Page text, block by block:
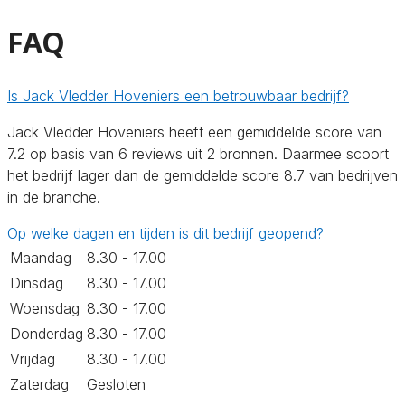
FAQ
Is Jack Vledder Hoveniers een betrouwbaar bedrijf?
Jack Vledder Hoveniers heeft een gemiddelde score van
7.2 op basis van 6 reviews uit 2 bronnen. Daarmee scoort
het bedrijf lager dan de gemiddelde score 8.7 van bedrijven
in de branche.
Op welke dagen en tijden is dit bedrijf geopend?
Maandag
8.30 - 17.00
Dinsdag
8.30 - 17.00
Woensdag 8.30 - 17.00
Donderdag 8.30 - 17.00
Vrijdag
8.30 - 17.00
Zaterdag
Gesloten